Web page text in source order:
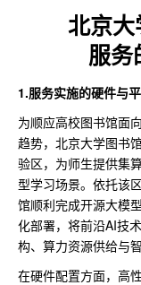
北京
服务
1.服务实施的硬件与
为顺应高校图书馆面
趋势，北京大学图书
验区，为师生提供集
型学习场景。依托该
馆顺利完成开源大模
化部署，将前沿AI技
构、算力资源供给与
在硬件配置方面，高